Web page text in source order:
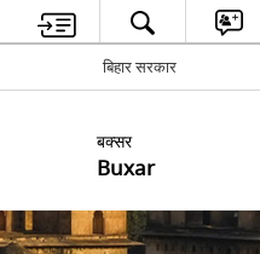
बिहार सरकार
बक्सर
Buxar